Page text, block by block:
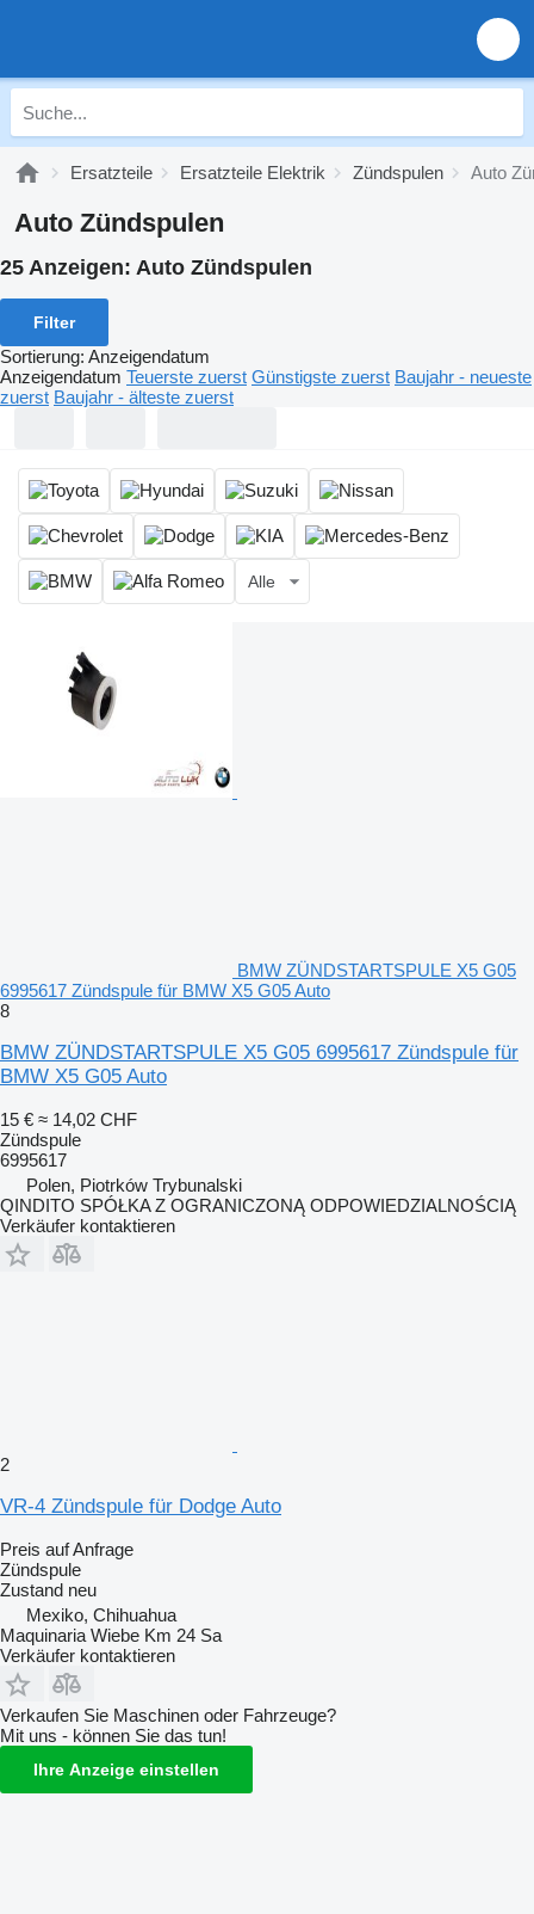
Ersatzteile Ersatzteile Elektrik Zündspulen Auto
Auto Zündspulen
25 Anzeigen: Auto Zündspulen
Filter
Sortierung: Anzeigendatum
Anzeigendatum Teuerste zuerst Günstigste zuerst Baujahr - neueste
zuerst Baujahr - älteste zuerst
Alle
BMW ZÜNDSTARTSPULE X5 G05
6995617 Zündspule für BMW X5 G05 Auto
8
BMW ZÜNDSTARTSPULE X5 G05 6995617 Zündspule für
BMW X5 G05 Auto
15 € ≈ 14,02 CHF
Zündspule
6995617
Polen, Piotrków Trybunalski
QINDITO SPÓŁKA Z OGRANICZONĄ ODPOWIEDZIALNOŚCIĄ
Verkäufer kontaktieren
2
VR-4 Zündspule für Dodge Auto
Preis auf Anfrage
Zündspule
Zustand neu
Mexiko, Chihuahua
Maquinaria Wiebe Km 24 Sa
Verkäufer kontaktieren
Verkaufen Sie Maschinen oder Fahrzeuge?
Mit uns - können Sie das tun!
Ihre Anzeige einstellen